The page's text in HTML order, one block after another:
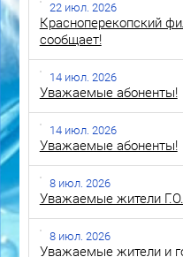
22 июл. 2026
Красноперекопский
сообщает!
14 июл. 2026
Уважаемые абоненты!
14 июл. 2026
Уважаемые абоненты!
8 июл. 2026
Уважаемые жители
8 июл. 2026
Уважаемые жители и